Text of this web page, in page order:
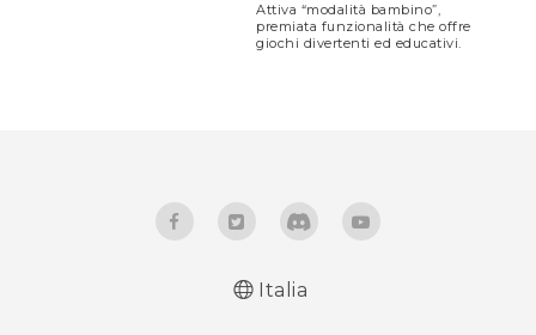
Attiva “modalità bambino”,
premiata funzionalità che offre
giochi divertenti ed educativi.
Italia